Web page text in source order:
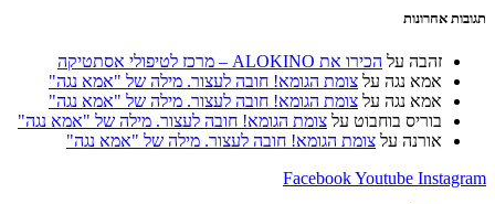
תגובות אחרונות
זהבה על הכירו את ALOKINO – מרכז לטיפולי אסתטיקה
אמא נגה על צומת הגומא! חובה לעצור. מילה של "אמא נגה"
אמא נגה על צומת הגומא! חובה לעצור. מילה של "אמא נגה"
בוריס בוחבוט על צומת הגומא! חובה לעצור. מילה של "אמא נגה"
אורנה על צומת הגומא! חובה לעצור. מילה של "אמא נגה"
FacebookYoutube Instagram